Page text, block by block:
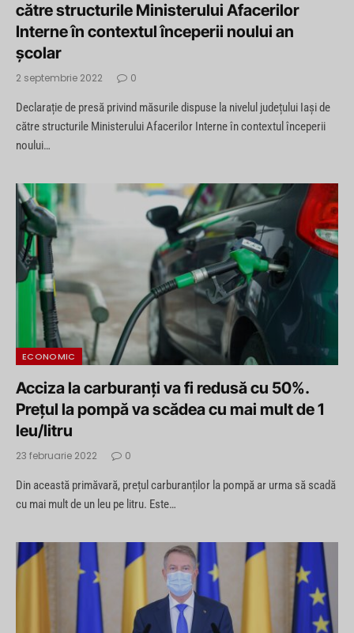
către structurile Ministerului Afacerilor
Interne în contextul începerii noului an
școlar
2 septembrie 2022 0
Declarație de presă privind măsurile dispuse la nivelul județului Iași de
către structurile Ministerului Afacerilor Interne în contextul începerii
noului…
ECONOMIC
Acciza la carburanți va fi redusă cu 50%.
Prețul la pompă va scădea cu mai mult de 1
leu/litru
23 februarie 2022 0
Din această primăvară, prețul carburanților la pompă ar urma să scadă
cu mai mult de un leu pe litru. Este…